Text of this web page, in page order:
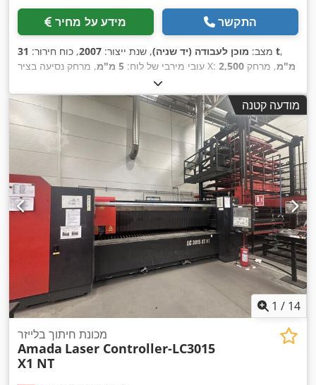
מידע על מחיר התקשר
מצב: מוכן לעבודה (יד שניה), שנת ייצור: 2007, כוח חירור: 31 t,
עובי מירבי של לוח: 5 מ"מ , מרחק נסיעה בציר X: 2,500 מ"מ, מרחק
, עומס שולחן:
160 ק"ג
, מספר צירים:2 ,
מודעה קטנה
1 / 14
מכונת חיתוך בלייזר
Amada Laser Controller-LC3015
X1 NT